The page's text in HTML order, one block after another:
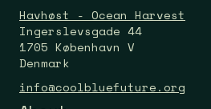
Havhøst - Ocean Harvest
Ingerslevsgade 44
1705 København V
Denmark
info@coolbluefuture.org